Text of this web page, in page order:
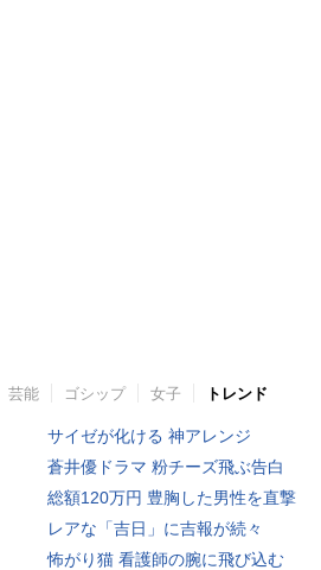
芸能 ゴシップ 女子 トレンド
サイゼが化ける 神アレンジ
蒼井優ドラマ 粉チーズ飛ぶ告白
総額120万円 豊胸した男性を直撃
レアな「吉日」に吉報が続々
怖がり猫 看護師の腕に飛び込む